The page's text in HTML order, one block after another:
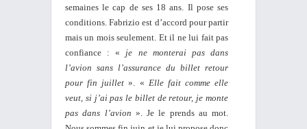
semaines le cap de ses 18 ans. Il pose ses
conditions. Fabrizio est d’accord pour partir
mais un mois seulement. Et il ne lui fait pas
confiance : « je ne monterai pas dans
l’avion sans l’assurance du billet retour
pour fin juillet». « Elle fait comme elle
veut, si j’ai pas le billet de retour, je monte
pas dans l’avion ». Je le prends au mot.